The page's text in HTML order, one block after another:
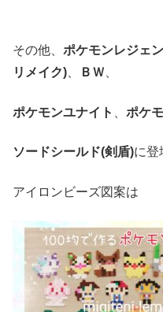
その他、 ポケモンレジェ
リメイク)、 ＢＷ、
ポケモンユナイト ポケ
ソードシールド(剣盾)に登
アイロンビーズ図案は